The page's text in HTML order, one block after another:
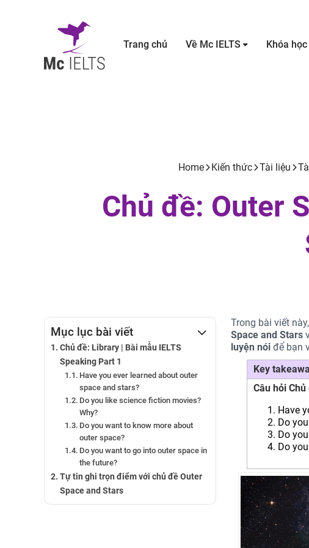
Trang chủ Về Mc IELTS Khóa học
Home Kiến thức Tài liệu
Chủ đề: Outer
Mục lục bài viết
Chủ đề: Library | Bài mẫu IELTS
Speaking Part 1
Have you ever learned about outer
space and stars?
Do you like science fiction movies?
Why?
Do you want to know more about
outer space?
Do you want to go into outer space in
the future?
Tự tin ghi trọn điểm với chủ đề Outer
Space and Stars
Trong bài viết này,
Space and Stars
luyện nói để bạn
Key
Câu hỏi
Have
Do
Do
Do